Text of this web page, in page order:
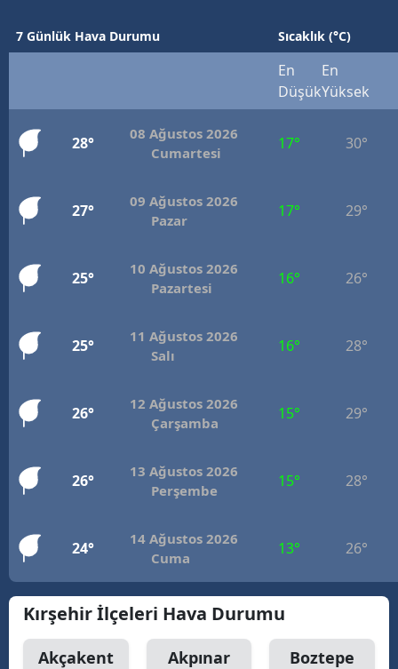
Gaziantep
Giresun
Gümüşhane
Hakkari
Isparta
İstanbul
Kars
Kütahya
Malatya
7 Günlük Hava Durumu Sıcaklık (°C)
En
Düşük
En
Yüksek
28°
08 Ağustos 2026
Cumartesi
17° 30°
27°
09 Ağustos 2026
Pazar
17° 29°
25°
10 Ağustos 2026
Pazartesi
16° 26°
25°
11 Ağustos 2026
Salı
16° 28°
26°
12 Ağustos 2026
Çarşamba
15° 29°
26°
13 Ağustos 2026
Perşembe
15° 28°
24°
14 Ağustos 2026
Cuma
13° 26°
Kırşehir İlçeleri Hava Durumu
Akçakent
Akpınar
Boztepe